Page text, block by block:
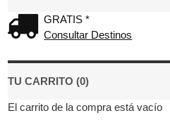
GRATIS *
Consultar Destinos
TU CARRITO (0)
El carrito de la compra está vacío